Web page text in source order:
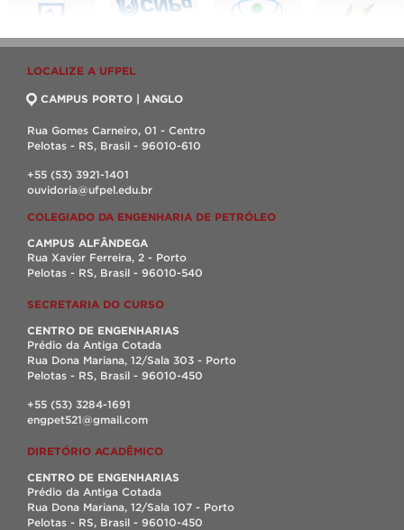
LOCALIZE A UFPEL
CAMPUS PORTO | ANGLO
Rua Gomes Carneiro, 01 - Centro
Pelotas - RS, Brasil - 96010-610
+55 (53) 3921-1401
ouvidoria@ufpel.edu.br
COLEGIADO DA ENGENHARIA DE PETRÓLEO
CAMPUS ALFÂNDEGA
Rua Xavier Ferreira, 2 - Porto
Pelotas - RS, Brasil - 96010-540
SECRETARIA DO CURSO
CENTRO DE ENGENHARIAS
Prédio da Antiga Cotada
Rua Dona Mariana, 12/Sala 303 - Porto
Pelotas - RS, Brasil - 96010-450
+55 (53) 3284-1691
engpet521@gmail.com
DIRETÓRIO ACADÊMICO
CENTRO DE ENGENHARIAS
Prédio da Antiga Cotada
Rua Dona Mariana, 12/Sala 107 - Porto
Pelotas - RS, Brasil - 96010-450